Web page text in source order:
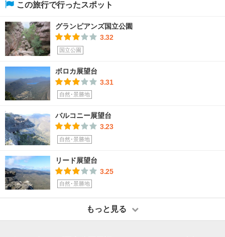
この旅行で行ったスポット
グランピアンズ国立公園
3.32
国立公園
ボロカ展望台
3.31
自然･景勝地
バルコニー展望台
3.23
自然･景勝地
リード展望台
3.25
自然･景勝地
もっと見る